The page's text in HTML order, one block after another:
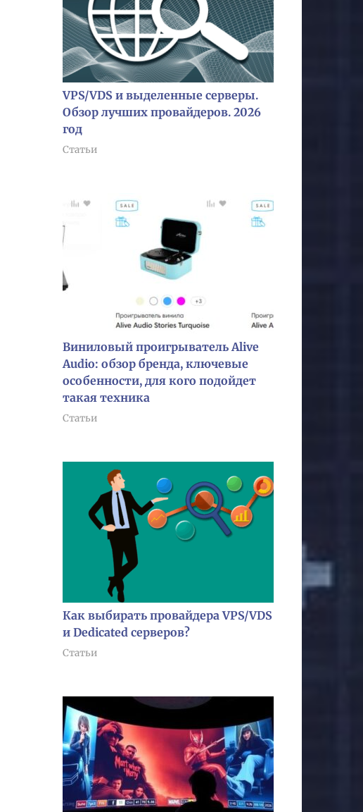
VPS/VDS и выделенные серверы.
Обзор лучших провайдеров. 2026
год
Статьи
Виниловый проигрыватель Alive
Audio: обзор бренда, ключевые
особенности, для кого подойдет
такая техника
Статьи
Как выбирать провайдера VPS/VDS
и Dedicated серверов?
Статьи